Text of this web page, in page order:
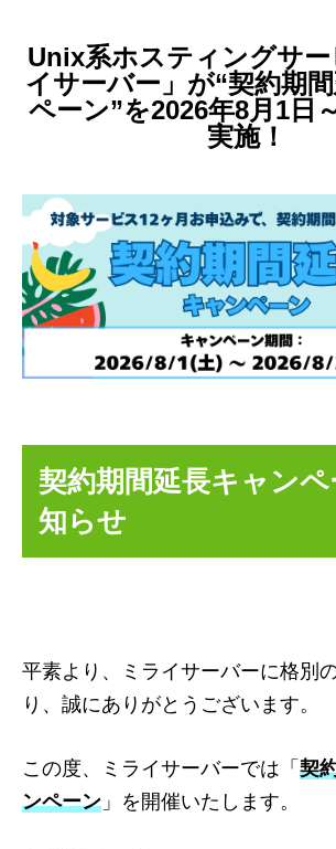
Unix系ホスティングサー
イサーバー」が“契約期
ペーン”を2026年8月1日
実施！
契約期間延長キャン
知らせ
平素より、ミライサーバーに格別
り、誠にありがとうございます。
この度、ミライサーバーでは「 契
ンペーン 」を開催いたします。